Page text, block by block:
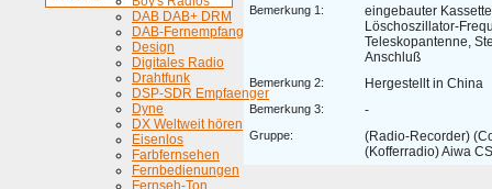
DAB DAB+ DRM
DAB-Fernempfang
Design
Digitales Radio
Drahtfunk
DSP-SDR Empfaenger
Dyne
DX Weltweit hören
Eisenlos
Farbfernsehen
Fernbedienungen
Fernseh-Ton
Bemerkung 1:
eingebauter
Löschoszillator-
Teleskopantenne,
Anschluß
Bemerkung 2: Hergestellt in China
Bemerkung 3: -
Gruppe:
(Radio-Recorder)
(Kofferradio) Aiwa